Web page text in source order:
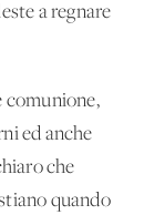
a regnare
comunione,
ed anche
che
quando